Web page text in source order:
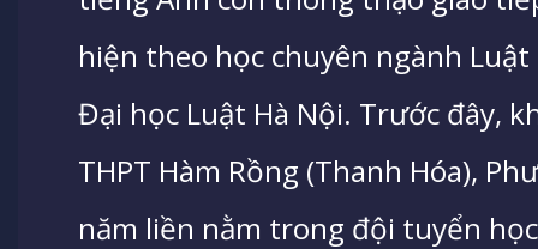
hiện theo học chuyên ngành
Đại học Luật Hà Nội. Trước đây,
THPT Hàm Rồng (Thanh Hóa),
năm liền nằm trong đội tuyển